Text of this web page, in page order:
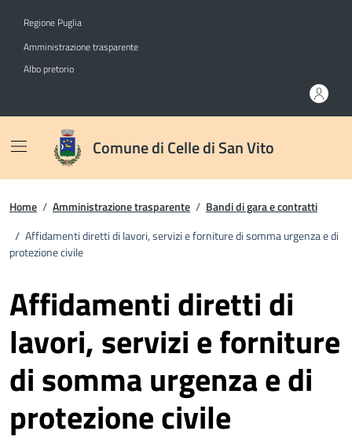
Regione Puglia
Amministrazione trasparente
Albo pretorio
Comune di Celle di San Vito
Home / Amministrazione trasparente / Bandi di gara e contratti
/ Affidamenti diretti di lavori, servizi e forniture di somma urgenza e di
protezione civile
Affidamenti diretti di
lavori, servizi e forniture
di somma urgenza e di
protezione civile